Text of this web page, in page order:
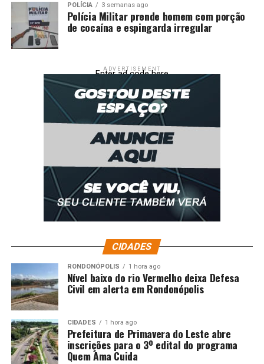
POLÍCIA 3 semanas ago
Polícia Militar prende homem com porção
de cocaína e espingarda irregular
ADVERTISEMENT
Enter ad code here
CIDADES
RONDONÓPOLIS 1 hora ago
Nível baixo do rio Vermelho deixa Defesa
Civil em alerta em Rondonópolis
CIDADES 1 hora ago
Prefeitura de Primavera do Leste abre
inscrições para o 3º edital do programa
Quem Ama Cuida